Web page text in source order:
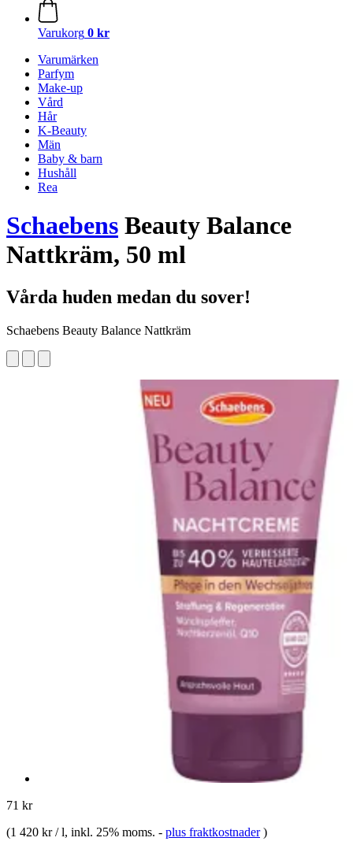
Varukorg 0 kr
Varumärken
Parfym
Make-up
Vård
Hår
K-Beauty
Män
Baby & barn
Hushåll
Rea
Schaebens Beauty Balance
Nattkräm, 50 ml
Vårda huden medan du sover!
Schaebens Beauty Balance Nattkräm
71 kr
(1 420 kr / l, inkl. 25% moms. - plus fraktkostnader )